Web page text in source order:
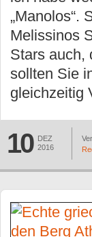
„Manolos“.
Melissinos
Stars auch,
sollten Sie
gleichzeitig
10
DEZ
2016